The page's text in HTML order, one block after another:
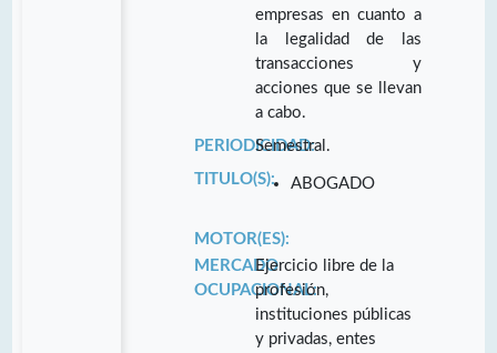
empresas en cuanto a
la legalidad de las
transacciones y
acciones que se llevan
a cabo.
PERIODICIDAD:
Semestral.
TITULO(S):
ABOGADO
MOTOR(ES):
MERCADO
OCUPACIONAL:
Ejercicio libre de la
profesión,
instituciones públicas
y privadas, entes